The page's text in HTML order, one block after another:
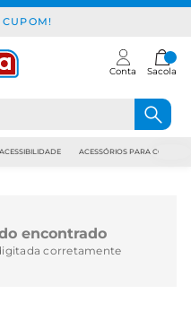
CUPOM!
Conta Sacola
ACESSIBILIDADE ACESSÓRIOS PARA
encontrado
corretamente